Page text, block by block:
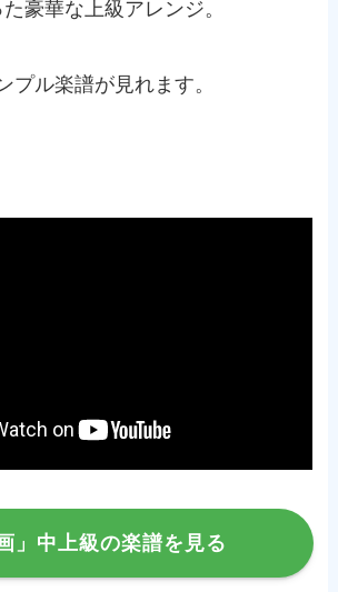
豪華な上級アレンジ。
プル楽譜が見れます。
」中上級の楽譜を見る